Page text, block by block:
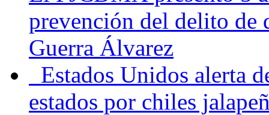
prevención del delito de
Guerra Álvarez
Estados Unidos alerta
estados por chiles